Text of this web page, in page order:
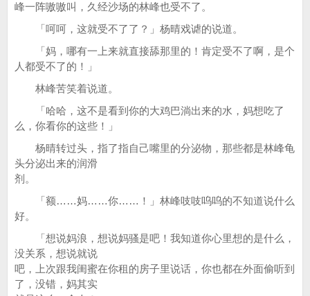
峰一阵嗷嗷叫，久经沙场的林峰也受不了。
「呵呵，这就受不了了？」杨晴戏谑的说道。
「妈，哪有一上来就直接舔那里的！肯定受不了啊，是个
人都受不了的！」
林峰苦笑着说道。
「哈哈，这不是看到你的大鸡巴淌出来的水，妈想吃了
么，你看你的这些！」
杨晴转过头，指了指自己嘴里的分泌物，那些都是林峰龟
头分泌出来的润滑
剂。
「额……妈……你……！」林峰吱吱呜呜的不知道说什么
好。
「想说妈浪，想说妈骚是吧！我知道你心里想的是什么，
没关系，想说就说
吧，上次跟我闺蜜在你租的房子里说话，你也都在外面偷听到
了，没错，妈其实